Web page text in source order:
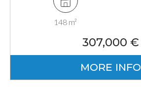
148 m²
307,000 €
MORE INFO